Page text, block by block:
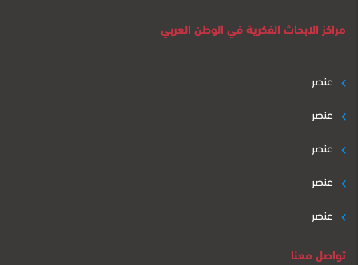
مراكز الابحاث الفكرية في الوطن العربي
عنصر
عنصر
عنصر
عنصر
عنصر
تواصل معنا